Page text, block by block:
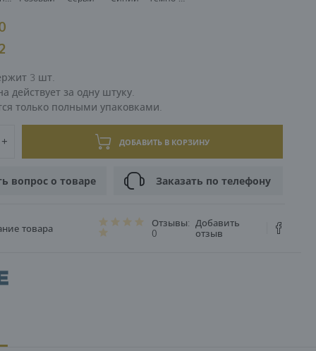
3 шт.
действует за одну штуку.
только полными упаковками.
ДОБАВИТЬ В КОРЗИНУ
вопрос о товаре Заказать по телефону
товара Отзывы:
0
Добавить
отзыв